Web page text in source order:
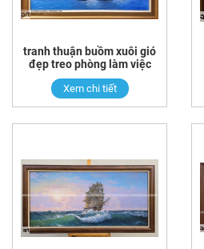
tranh thuận buồm xuôi gió
đẹp treo phòng làm việc
Xem chi tiết